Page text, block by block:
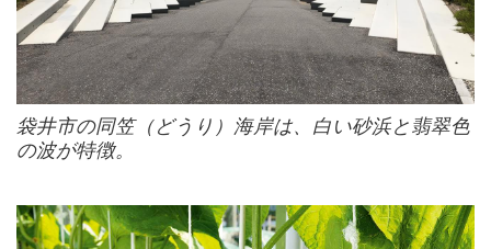
袋井市の同笠（どうり）海岸は、白い砂浜と翡翠色
の波が特徴。